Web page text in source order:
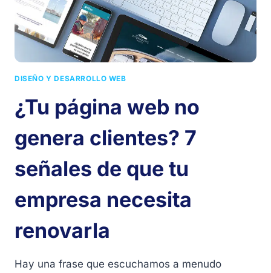
DISEÑO Y DESARROLLO WEB
¿Tu página web no
genera clientes? 7
señales de que tu
empresa necesita
renovarla
Hay una frase que escuchamos a menudo